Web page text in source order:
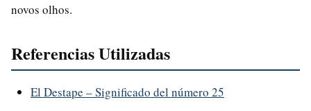
novos olhos.
Referencias Utilizadas
El Destape – Significado del número 25